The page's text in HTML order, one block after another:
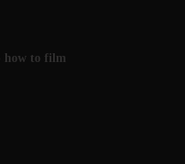
how to film